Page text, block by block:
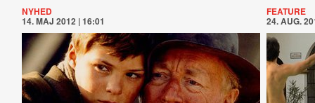
NYHED
14. MAJ 2012 | 16:01
FEATURE
24. AUG.